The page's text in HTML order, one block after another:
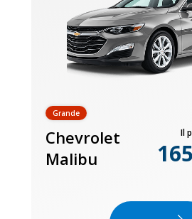
Grande
Chevrolet
Malibu
Il